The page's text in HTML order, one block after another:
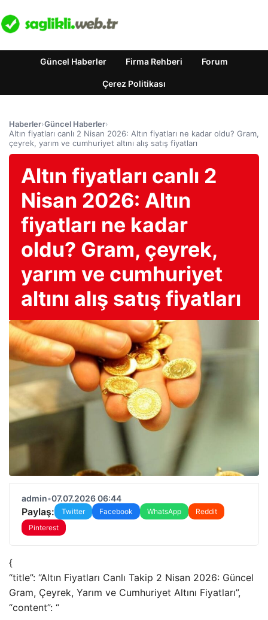
Güncel Haberler Firma Rehberi Forum
Çerez Politikası
Haberler›Güncel Haberler›
Altın fiyatları canlı 2 Nisan 2026: Altın fiyatları ne kadar oldu? Gram,
çeyrek, yarım ve cumhuriyet altını alış satış fiyatları
Altın fiyatları canlı 2
Nisan 2026: Altın
fiyatları ne kadar
oldu? Gram, çeyrek,
yarım ve cumhuriyet
altını alış satış fiyatları
admin•07.07.2026 06:44
Paylaş: Twitter Facebook WhatsApp
Reddit
Pinterest
{
“title”: “Altın Fiyatları Canlı Takip 2 Nisan 2026: Güncel
Gram, Çeyrek, Yarım ve Cumhuriyet Altını Fiyatları”,
“content”: “